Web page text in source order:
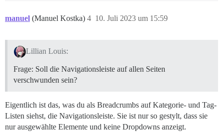
manuel (Manuel Kostka) 10. Juli 2023 um 15:59
4
Lillian Louis:
Frage: Soll die Navigationsleiste auf allen Seiten
verschwunden sein?
Eigentlich ist das, was du als Breadcrumbs auf Kategorie- und Tag-
Listen siehst, die Navigationsleiste. Sie ist nur so gestylt, dass sie
nur ausgewählte Elemente und keine Dropdowns anzeigt.